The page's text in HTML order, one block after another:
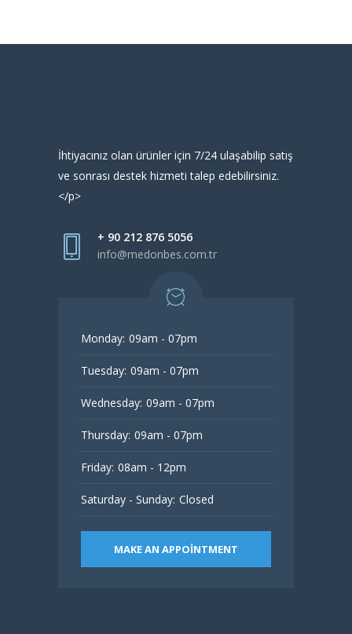
İhtiyacınız olan ürünler için 7/24 ulaşabilip satış
ve sonrası destek hizmeti talep edebilirsiniz.
</p>
+ 90 212 876 5056
info@medonbes.com.tr
Monday: 09am - 07pm
Tuesday: 09am - 07pm
Wednesday: 09am - 07pm
Thursday: 09am - 07pm
Friday: 08am - 12pm
Saturday - Sunday: Closed
MAKE AN APPOINTMENT